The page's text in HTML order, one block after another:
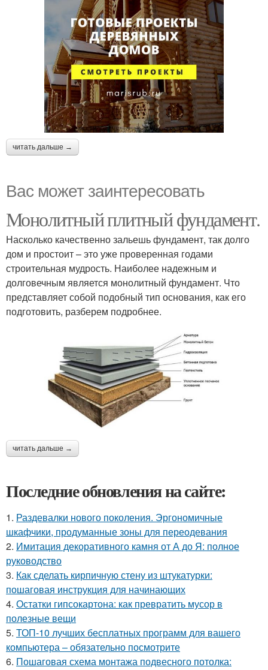
читать дальше →
Вас может заинтересовать
Монолитный плитный фундамент.
Насколько качественно зальешь фундамент, так долго
дом и простоит – это уже проверенная годами
строительная мудрость. Наиболее надежным и
долговечным является монолитный фундамент. Что
представляет собой подобный тип основания, как его
подготовить, разберем подробнее.
читать дальше →
Последние обновления на сайте:
1. Раздевалки нового поколения. Эргономичные
шкафчики, продуманные зоны для переодевания
2. Имитация декоративного камня от А до Я: полное
руководство
3. Как сделать кирпичную стену из штукатурки:
пошаговая инструкция для начинающих
4. Остатки гипсокартона: как превратить мусор в
полезные вещи
5. ТОП-10 лучших бесплатных программ для вашего
компьютера – обязательно посмотрите
6. Пошаговая схема монтажа подвесного потолка: